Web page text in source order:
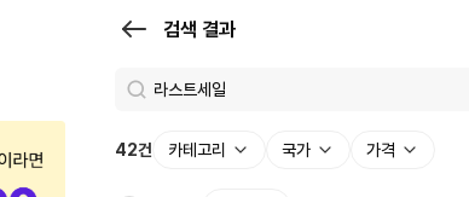
검색 결과
과42건 카테고리 국가 가격